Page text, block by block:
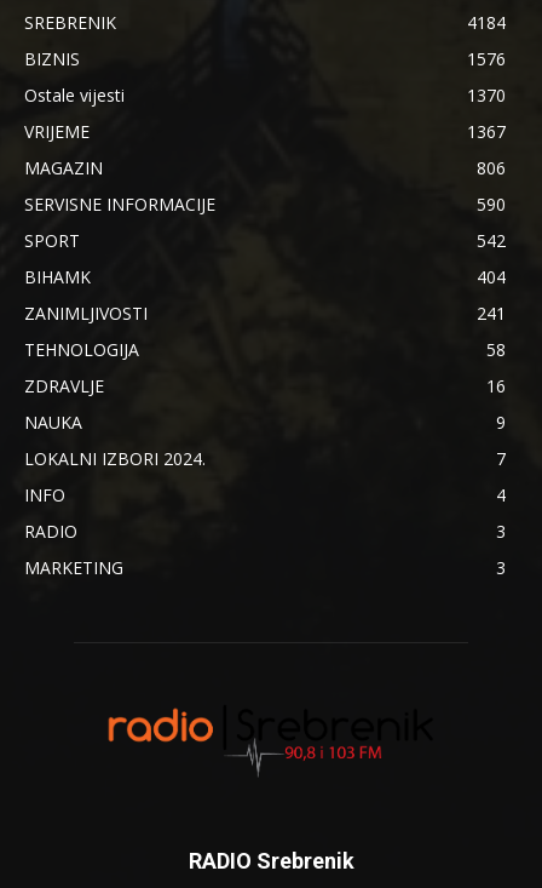
SREBRENIK
4184
BIZNIS
1576
Ostale vijesti
1370
VRIJEME
1367
MAGAZIN
806
SERVISNE INFORMACIJE
590
SPORT
542
BIHAMK
404
ZANIMLJIVOSTI
241
TEHNOLOGIJA
58
ZDRAVLJE
16
NAUKA
9
LOKALNI IZBORI 2024.
7
INFO
4
RADIO
3
MARKETING
3
RADIO Srebrenik